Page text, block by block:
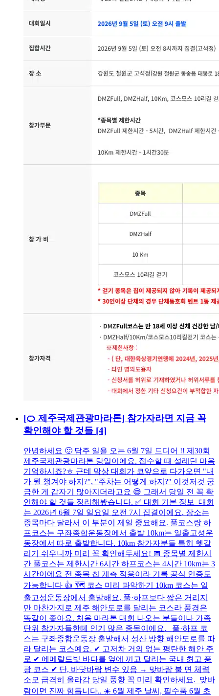
[🍊 제주국제관광마라톤] 참가자라면 지금 꼭
확인해야 할 것들 [4]
안녕하세요 🙂 담주 일욜 오는 6월 7일 드디어 !! 제30회
제주국제관광마라톤 당일이에요. 접수할 때 설레던 마음
기억하시죠?ㅎ 근데 막상 대회가 코앞으로 다가오면 "내
가 뭘 챙겨야 하지?", "주차는 어떻게 하지?" 이것저것 궁
금한 게 갑자기 많아지더라고요 😅 그래서 당일 전 꼭 확
인해야 할 것들 정리해봤습니다. ✅ 대회 기본 정보 대회
는 2026년 6월 7일 일요일 오전 7시 집결이에요. 장소는
종목마다 달라서 이 부분이 제일 중요해요. 풀코스랑 하
프코스는 구좌종합운동장에서 출발 10km는 일출고성운
동장에서 따로 출발합니다. 10km 참가자분들 특히 헷갈
리기 쉬우니까 미리 꼭 확인해두세요! 📅 종목별 제한시
간 풀코스는 제한시간 6시간 하프코스는 4시간 10km는 3
시간이에요 전 종목 칩 계측 적용이라 기록 공식 인증도
가능합니다 👍 🗺️ 코스 미리 파악하기 10km 코스는 일
출고성운동장에서 출발해요. 풀·하프보다 짧은 거리지
만 마찬가지로 제주 해안도로를 달리는 코스라 풍경은
똑같이 좋아요. 처음 마라톤 대회 나오는 분들이나 가족
단위 참가자들한테 인기 많은 종목이에요. 풀·하프 코
스는 구좌종합운동장 출발해서 성산 방향 해안도로를 따
라 달리는 코스예요. ✔ 고저차 거의 없는 평탄한 해안 주
로 ✔ 에메랄드빛 바다를 옆에 끼고 달리는 국내 최고 풍
광 코스 ✔ 단, 바닷바람 변수 있음 → 맞바람 불 면 체력
소모 급격히 올라감 당일 풍향 꼭 미리 확인하세요. 맞바
람이면 진짜 힘듭니다.. ☀️ 6월 제주 날씨, 필수품 6월 초